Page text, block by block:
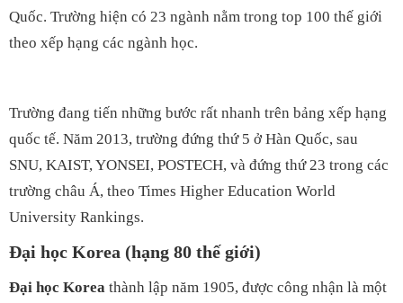
Quốc. Trường hiện có 23 ngành nằm trong top 100 thế giới
theo xếp hạng các ngành học.
Trường đang tiến những bước rất nhanh trên bảng xếp hạng
quốc tế. Năm 2013, trường đứng thứ 5 ở Hàn Quốc, sau
SNU, KAIST, YONSEI, POSTECH, và đứng thứ 23 trong các
trường châu Á, theo Times Higher Education World
University Rankings.
Đại học Korea (hạng 80 thế giới)
Đại học Korea thành lập năm 1905, được công nhận là một